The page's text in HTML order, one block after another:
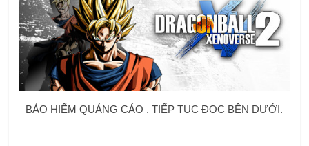
BẢO HIỂM QUẢNG CÁO . TIẾP TỤC ĐỌC BÊN DƯỚI.